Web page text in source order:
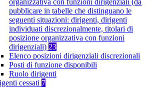
organizzativa con funzioni dirigenziali (da
pubblicare in tabelle che distinguano le
seguenti situazioni: dirigenti, dirigenti
individuati discrezionalmente, titolari di
posizione organizzativa con funzioni
dirigenziali) 23
Elenco posizioni dirigenziali discrezionali
Posti di funzione disponibili
Ruolo dirigenti
cessati 7